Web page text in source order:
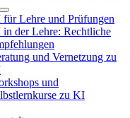
Lehre und Prüfungen
der Lehre: Rechtliche
und Vernetzung zu
und
zu KI